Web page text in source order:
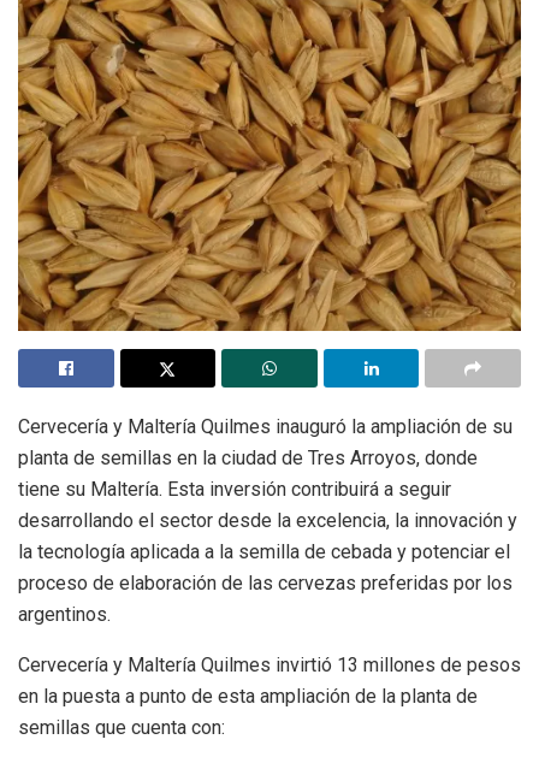
Cervecería y Maltería Quilmes inauguró la ampliación de su
planta de semillas en la ciudad de Tres Arroyos, donde
tiene su Maltería. Esta inversión contribuirá a seguir
desarrollando el sector desde la excelencia, la innovación y
la tecnología aplicada a la semilla de cebada y potenciar el
proceso de elaboración de las cervezas preferidas por los
argentinos.
Cervecería y Maltería Quilmes invirtió 13 millones de pesos
en la puesta a punto de esta ampliación de la planta de
semillas que cuenta con: